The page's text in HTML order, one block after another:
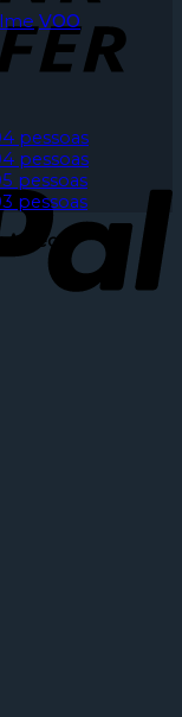
voo
pessoas
pessoas
pessoas
pessoas
Aéreo|